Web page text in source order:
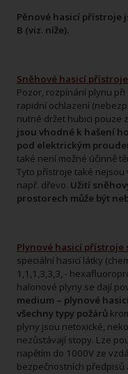
Pěnové hasicí přístroje
B (viz. níže).
Sněhové hasicí
Pozor, rozpínání plynu
rapidní ochlazení
nutné držet hubici pouze
jsou vhodné k hašení
pod elektrickým
také není možné účinně
Tyto přístroje také
např. dřevo. Užití
prostorech může být
Plynové hasicí přístroje
speciální hasicí látky
1,1,1,3,3,3, -
halonové plyny se dají
medium – plynové
všechny typy požárů
plyny jsou netoxické,
nezůstávají stopy. Lze
napětím do 1000V ze
bezpečnostních předpisů